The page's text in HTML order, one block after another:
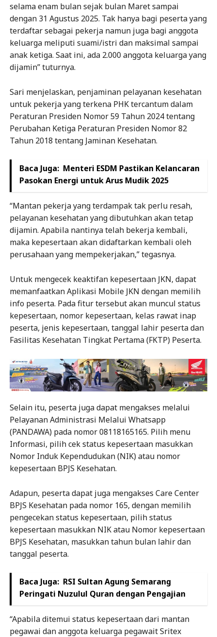
selama enam bulan sejak bulan Maret sampai
dengan 31 Agustus 2025. Tak hanya bagi peserta yang
terdaftar sebagai pekerja namun juga bagi anggota
keluarga meliputi suami/istri dan maksimal sampai
anak ketiga. Saat ini, ada 2.000 anggota keluarga yang
dijamin” tuturnya.
Sari menjelaskan, penjaminan pelayanan kesehatan
untuk pekerja yang terkena PHK tercantum dalam
Peraturan Presiden Nomor 59 Tahun 2024 tentang
Perubahan Ketiga Peraturan Presiden Nomor 82
Tahun 2018 tentang Jaminan Kesehatan.
Baca Juga: Menteri ESDM Pastikan Kelancaran
Pasokan Energi untuk Arus Mudik 2025
“Mantan pekerja yang terdampak tak perlu resah,
pelayanan kesehatan yang dibutuhkan akan tetap
dijamin. Apabila nantinya telah bekerja kembali,
maka kepesertaan akan didaftarkan kembali oleh
perusahaan yang mempekerjakan,” tegasnya.
Untuk mengecek keaktifan kepesertaan JKN, dapat
memanfaatkan Aplikasi Mobile JKN dengan memilih
info peserta. Pada fitur tersebut akan muncul status
kepesertaan, nomor kepesertaan, kelas rawat inap
peserta, jenis kepesertaan, tanggal lahir peserta dan
Fasilitas Kesehatan Tingkat Pertama (FKTP) Peserta.
Selain itu, peserta juga dapat mengakses melalui
Pelayanan Administrasi Melalui Whatsapp
(PANDAWA) pada nomor 08118165165. Pilih menu
Informasi, pilih cek status kepesertaan masukkan
Nomor Induk Kependudukan (NIK) atau nomor
kepesertaan BPJS Kesehatan.
Adapun, peserta dapat juga mengakses Care Center
BPJS Kesehatan pada nomor 165, dengan memilih
pengecekan status kepesertaan, pilih status
kepesertaan masukkan NIK atau Nomor kepesertaan
BPJS Kesehatan, masukkan tahun bulan lahir dan
tanggal peserta.
Baca Juga: RSI Sultan Agung Semarang
Peringati Nuzulul Quran dengan Pengajian
“Apabila ditemui status kepesertaan dari mantan
pegawai dan anggota keluarga pegawait Sritex